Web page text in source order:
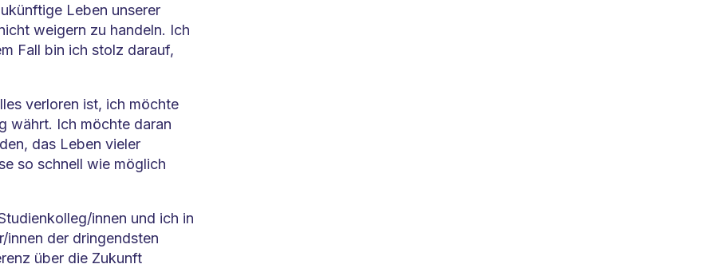
Leben unserer
weigern zu handeln. Ich
Fall bin ich stolz darauf,
verloren ist, ich möchte
währt. Ich möchte daran
das Leben vieler
so schnell wie möglich
innen und ich in
innen der dringendsten
über die Zukunft